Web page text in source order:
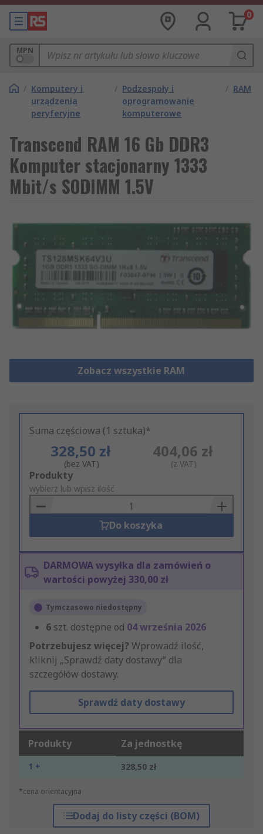
0
MPN
/ Komputery i
urządzenia
peryferyjne
/ Podzespoły i
oprogramowanie
komputerowe
/ RAM
Transcend RAM 16 Gb DDR3
Komputer stacjonarny 1333
Mbit/s SODIMM 1.5V
Zobacz wszystkie RAM
Suma częściowa (1 sztuka)*
328,50 zł
(bez VAT)
404,06 zł
(z VAT)
Add
to
Basket
Produkty
wybierz lub wpisz ilość
Do koszyka
DARMOWA wysyłka dla zamówień o
wartości powyżej 330,00 zł
Tymczasowo niedostępny
6 szt. dostępne od 04 września 2026
Potrzebujesz więcej? Wprowadź ilość,
kliknij „Sprawdź daty dostawy” dla
szczegółów dostawy.
Sprawdź daty dostawy
Produkty Za jednostkę
1 + 328,50 zł
*cena orientacyjna
Dodaj do listy części (BOM)